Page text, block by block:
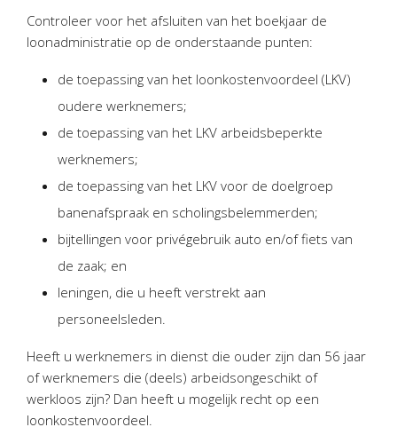
Bedrijfseconomisch advies
Online boekhouden
Nieuws&informatie
Nieuwsbrief
Nieuwsoverzicht
Handige links
Downloads
Contact
Avanti Online
Twinfield – Boekhouden
Controleer voor het afsluiten van het boekjaar de
loonadministratie op de onderstaande punten:
de toepassing van het loonkostenvoordeel (LKV)
oudere werknemers;
de toepassing van het LKV arbeidsbeperkte
werknemers;
de toepassing van het LKV voor de doelgroep
banenafspraak en scholingsbelemmerden;
bijtellingen voor privégebruik auto en/of fiets van
de zaak; en
leningen, die u heeft verstrekt aan
personeelsleden.
Heeft u werknemers in dienst die ouder zijn dan 56 jaar
of werknemers die (deels) arbeidsongeschikt of
werkloos zijn? Dan heeft u mogelijk recht op een
loonkostenvoordeel.